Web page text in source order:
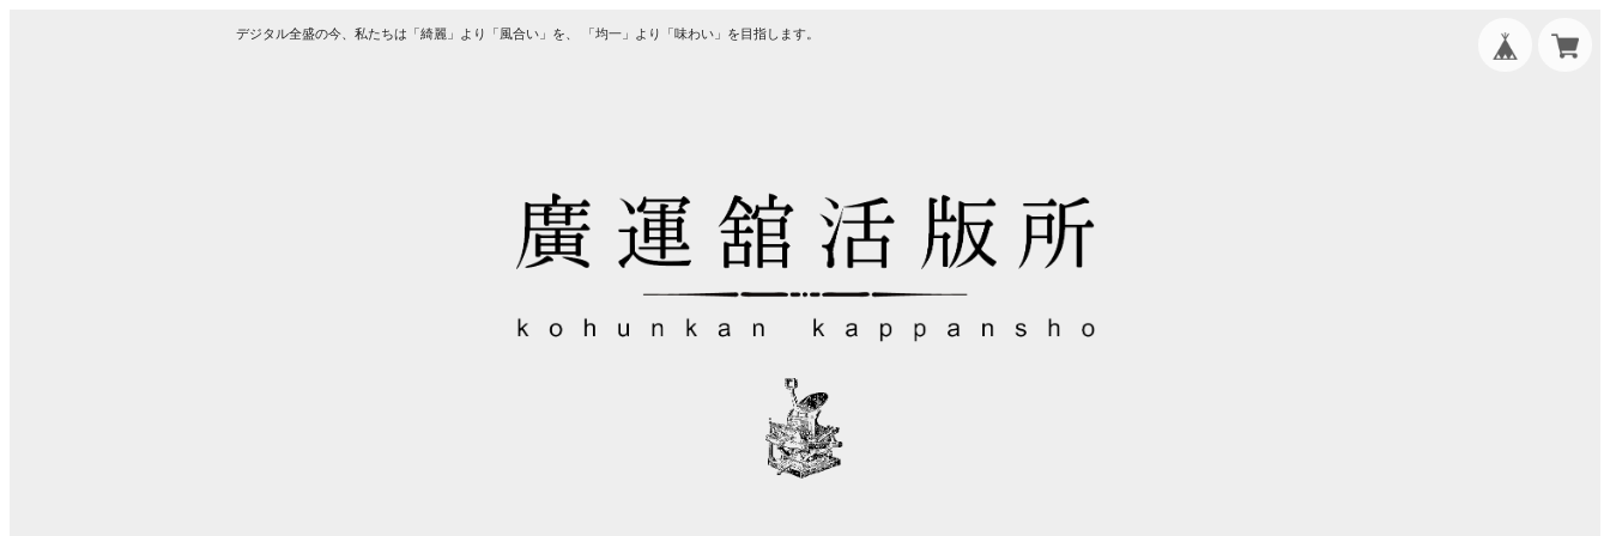
デジタル全盛の今、私たちは「綺麗」より「風合い」を、 「均一」より「味わい」を目指します。